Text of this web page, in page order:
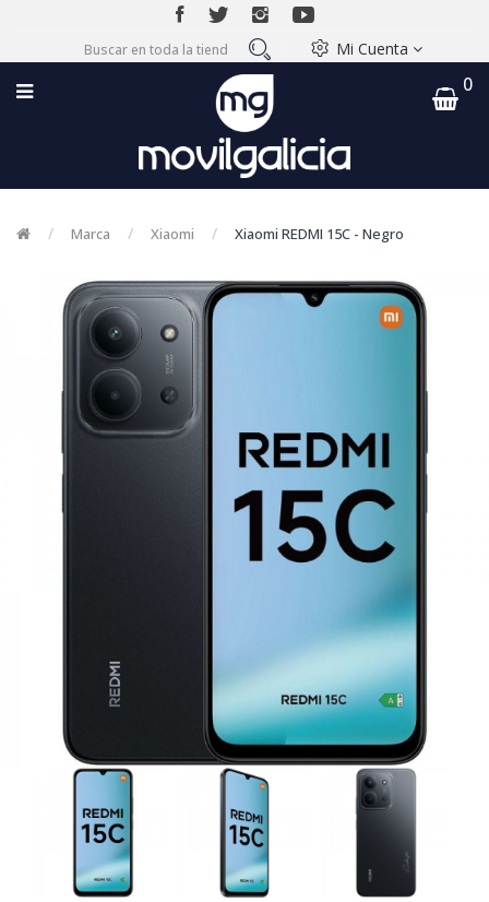
Mi Cuenta
0
Marca Xiaomi Xiaomi REDMI 15C - Negro